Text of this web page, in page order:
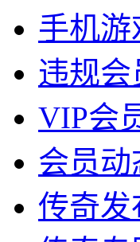
手机游
违规会
VIP会
会员动
传奇发